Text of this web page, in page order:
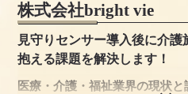
株式会社bright vie
見守りセンサー導入後に介護
抱える課題を解決します！
医療・介護・福祉業界の現状